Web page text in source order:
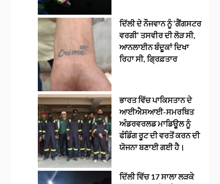
ਦਿੱਲੀ ਦੇ ਨੌਜਵਾਨ ਨੂੰ ‘ਗੈਂਗਸਟਰ
ਵਰਗੀ’ ਤਸਵੀਰ ਦੀ ਲੋੜ ਸੀ,
ਆਨਲਾਈਨ ਬੰਦੂਕਾਂ ਦਿਖਾ
ਰਿਹਾ ਸੀ, ਗ੍ਰਿਫ਼ਤਾਰ
ਭਾਰਤ ਵਿੱਚ ਪਾਕਿਸਤਾਨ ਦੇ
ਆਈਐਸਆਈ-ਸਮਰਥਿਤ
ਅੰਡਰਵਰਲਡ ਮਾਡਿਊਲ ਨੂੰ
ਫੰਡਿੰਗ ਰੂਟ ਦੀ ਵਰਤੋਂ ਕਰਨ ਦੀ
ਯੋਜਨਾ ਬਣਾਈ ਗਈ ਹੈ।
ਦਿੱਲੀ ਵਿੱਚ 17 ਸਾਲਾ ਲੜਕੇ